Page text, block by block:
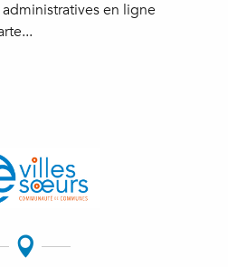
en ligne